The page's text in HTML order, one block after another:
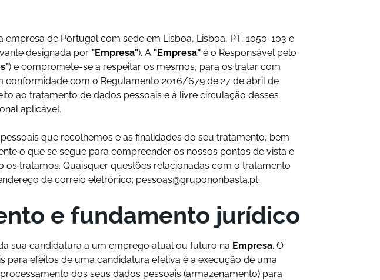
de Portugal com sede em Lisboa, Lisboa, PT, 1050-103 e
designada por "Empresa"). A "Empresa" é o Responsável pelo
) e compromete-se a respeitar os mesmos, para os tratar com
com o Regulamento 2016/679 de 27 de abril de
ao tratamento de dados pessoais e à livre circulação desses
aplicável.
que recolhemos e as finalidades do seu tratamento, bem
o que se segue para compreender os nossos pontos de vista e
tratamos. Quaisquer questões relacionadas com o tratamento
de correio eletrónico: pessoas@grupononbasta.pt.
e fundamento jurídico
sua candidatura a um emprego atual ou futuro na Empresa. O
efeitos de uma candidatura efetiva é a execução de uma
dos seus dados pessoais (armazenamento) para